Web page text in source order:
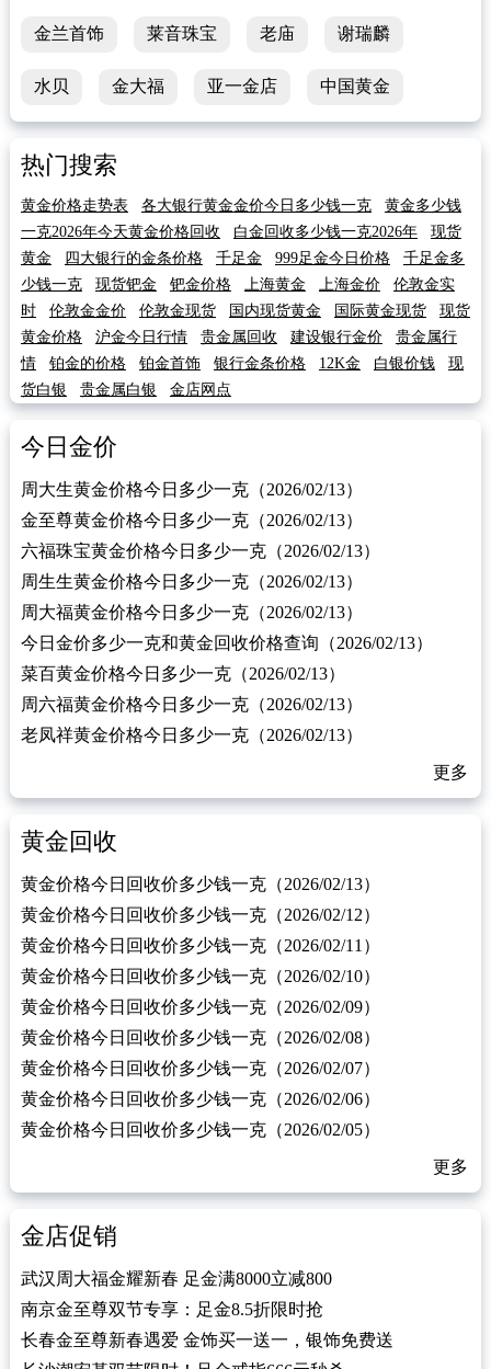
金兰首饰 莱音珠宝 老庙 谢瑞麟
水贝 金大福 亚一金店 中国黄金
热门搜索
黄金价格走势表 各大银行黄金金价今日多少钱一克
黄金多少钱
一克2026年今天黄金价格回收
白金回收多少钱一克2026年
现货
黄金
四大银行的金条价格 千足金 999足金今日价格
千足金多
少钱一克
现货钯金 钯金价格 上海黄金 上海金价
伦敦金实
时
伦敦金金价 伦敦金现货 国内现货黄金 国际黄金现货
现货
黄金价格
沪金今日行情 贵金属回收 建设银行金价
贵金属行
情
铂金的价格 铂金首饰 银行金条价格 12K金 白银价钱
现
货白银
贵金属白银 金店网点
今日金价
周大生黄金价格今日多少一克（2026/02/13）
金至尊黄金价格今日多少一克（2026/02/13）
六福珠宝黄金价格今日多少一克（2026/02/13）
周生生黄金价格今日多少一克（2026/02/13）
周大福黄金价格今日多少一克（2026/02/13）
今日金价多少一克和黄金回收价格查询（2026/02/13）
菜百黄金价格今日多少一克（2026/02/13）
周六福黄金价格今日多少一克（2026/02/13）
老凤祥黄金价格今日多少一克（2026/02/13）
更多
黄金回收
黄金价格今日回收价多少钱一克（2026/02/13）
黄金价格今日回收价多少钱一克（2026/02/12）
黄金价格今日回收价多少钱一克（2026/02/11）
黄金价格今日回收价多少钱一克（2026/02/10）
黄金价格今日回收价多少钱一克（2026/02/09）
黄金价格今日回收价多少钱一克（2026/02/08）
黄金价格今日回收价多少钱一克（2026/02/07）
黄金价格今日回收价多少钱一克（2026/02/06）
黄金价格今日回收价多少钱一克（2026/02/05）
更多
金店促销
武汉周大福金耀新春 足金满8000立减800
南京金至尊双节专享：足金8.5折限时抢
长春金至尊新春遇爱 金饰买一送一，银饰免费送